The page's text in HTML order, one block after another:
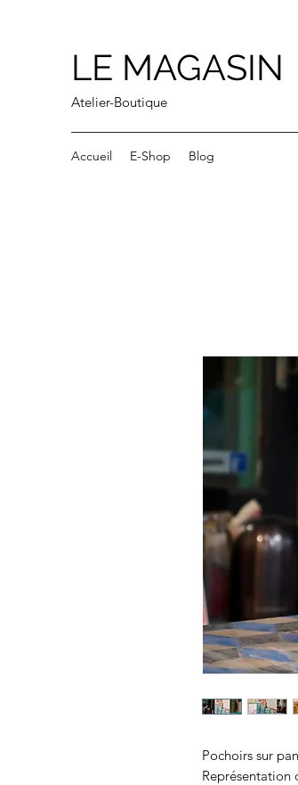
LE MAGASIN
Atelier-Boutique
Accueil E-Shop Blog
Pochoirs sur
Représentation